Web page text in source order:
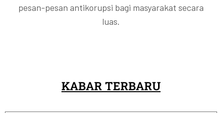
pesan-pesan antikorupsi bagi masyarakat secara
luas.
KABAR TERBARU